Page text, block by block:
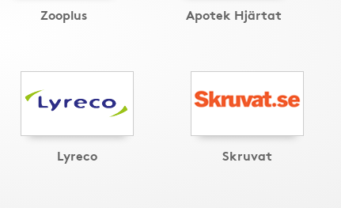
Zooplus Apotek Hjärtat
Lyreco Skruvat